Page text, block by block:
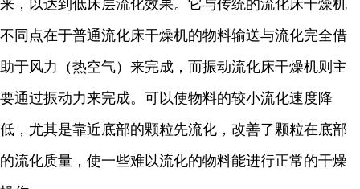
来，以达到低床层流化效果。它与传统的流化床干燥机
不同点在于普通流化床干燥机的物料输送与流化完全借
助于风力（热空气）来完成，而振动流化床干燥机则主
要通过振动力来完成。可以使物料的较小流化速度降
低，尤其是靠近底部的颗粒先流化，改善了颗粒在底部
的流化质量，使一些难以流化的物料能进行正常的干燥